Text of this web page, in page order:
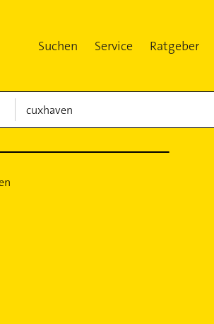
Suchen Service Ratgeber